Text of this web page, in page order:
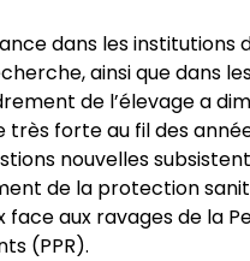
dans les institutions
ainsi que dans
de l’élevage a
très forte au fil des
nouvelles
de la protection
face aux ravages de la
(PPR).